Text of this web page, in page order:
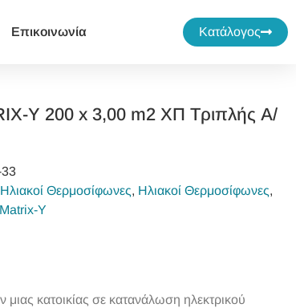
Επικοινωνία Κατάλογος
Y 200 x 3,00 m2 ΧΠ Τριπλής Α/
Ηλιακοί Θερμοσίφωνες, Ηλιακοί Θερμοσίφωνες,
Y
κατοικίας σε κατανάλωση ηλεκτρικού